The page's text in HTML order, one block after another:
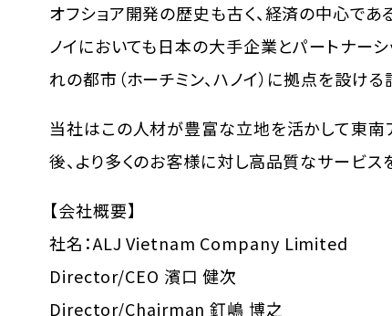
オフショア開発の歴史も古く、経済の中心で
ノイにおいても日本の大手企業とパートナー
れの都市（ホーチミン、ハノイ）に拠点を設ける
当社はこの人材が豊富な立地を活かして東南
後、より多くのお客様に対し高品質なサービス
【会社概要】
社名：ALJ Vietnam Company Limited
Director/CEO 濱口 健次
Director/Chairman 釘嶋 博之